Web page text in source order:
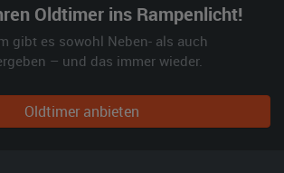
Oldtimer ins Rampenlicht!
gibt es sowohl Neben- als auch
– und das immer wieder.
Oldtimer anbieten